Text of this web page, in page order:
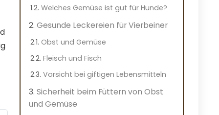
Welches Gemüse ist gut für Hunde?
Gesunde Leckereien für Vierbeiner
Obst und Gemüse
Fleisch und Fisch
Vorsicht bei giftigen Lebensmitteln
Sicherheit beim Füttern von Obst
und Gemüse